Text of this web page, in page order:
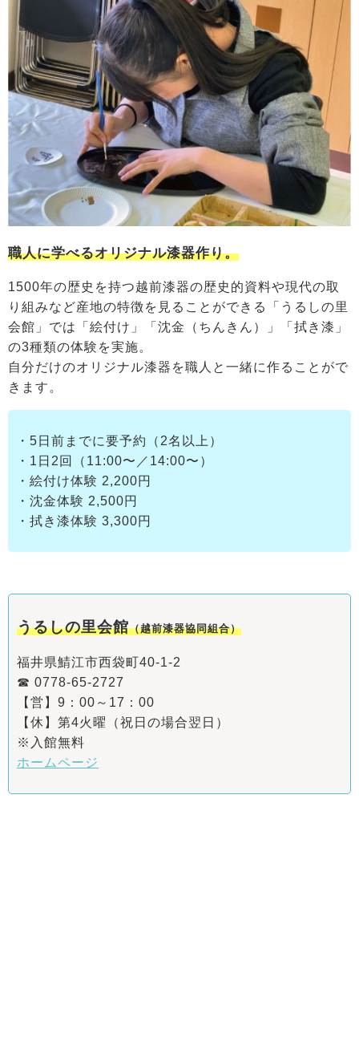
職人に学べるオリジナル漆器作り。
1500年の歴史を持つ越前漆器の歴史的資料や現代の取
り組みなど産地の特徴を見ることができる「うるしの里
会館」では「絵付け」「沈金（ちんきん）」「拭き漆」
の3種類の体験を実施。
自分だけのオリジナル漆器を職人と一緒に作ることがで
きます。
・5日前までに要予約（2名以上）
・1日2回（11:00〜／14:00〜）
・絵付け体験 2,200円
・沈金体験 2,500円
・拭き漆体験 3,300円
うるしの里会館（越前漆器協同組合）
福井県鯖江市西袋町40‐1‐2
☎ 0778-65-2727
【営】9：00～17：00
【休】第4火曜（祝日の場合翌日）
※入館無料
ホームページ